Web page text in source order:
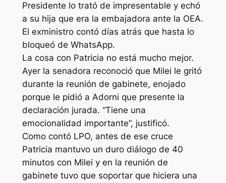
Presidente lo trató de impresentable y echó
a su hija que era la embajadora ante la OEA.
El exministro contó días atrás que hasta lo
bloqueó de WhatsApp.
La cosa con Patricia no está mucho mejor.
Ayer la senadora reconoció que Milei le gritó
durante la reunión de gabinete, enojado
porque le pidió a Adorni que presente la
declaración jurada. “Tiene una
emocionalidad importante”, justificó.
Como contó LPO, antes de ese cruce
Patricia mantuvo un duro diálogo de 40
minutos con Milei y en la reunión de
gabinete tuvo que soportar que hiciera una